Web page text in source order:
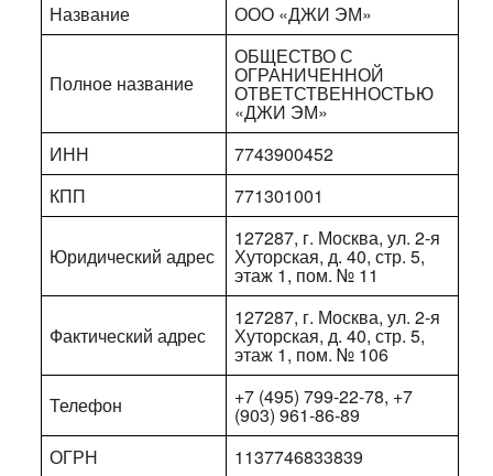
Название ООО «ДЖИ ЭМ»
Полное название
ОБЩЕСТВО С
ОГРАНИЧЕННОЙ
ОТВЕТСТВЕННОСТЬЮ
«ДЖИ ЭМ»
ИНН
7743900452
КПП
771301001
Юридический адрес
127287, г. Москва, ул. 2-я
Хуторская, д. 40, стр. 5,
этаж 1, пом. № 11
Фактический адрес
127287, г. Москва, ул. 2-я
Хуторская, д. 40, стр. 5,
этаж 1, пом. № 106
Телефон
+7 (495) 799-22-78, +7
(903) 961-86-89
ОГРН
1137746833839